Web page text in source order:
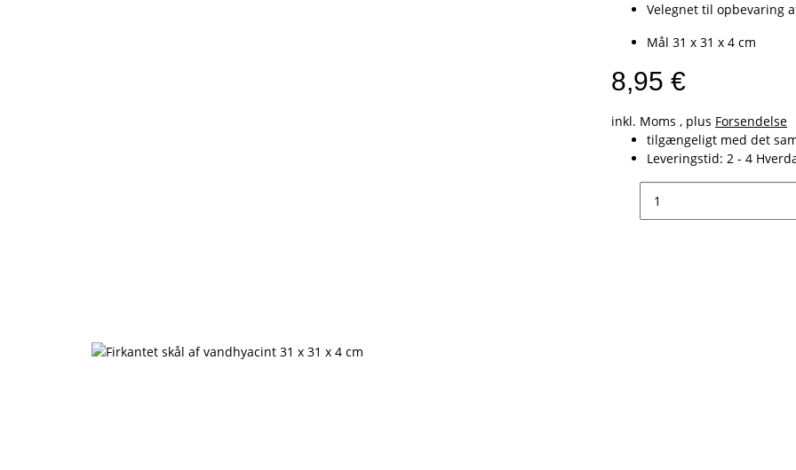
Velegnet til opbevaring
Mål 31 x 31 x 4 cm
8,95 €
inkl. Moms , plus Forsendelse
tilgængeligt med det
Leveringstid: 2 - 4